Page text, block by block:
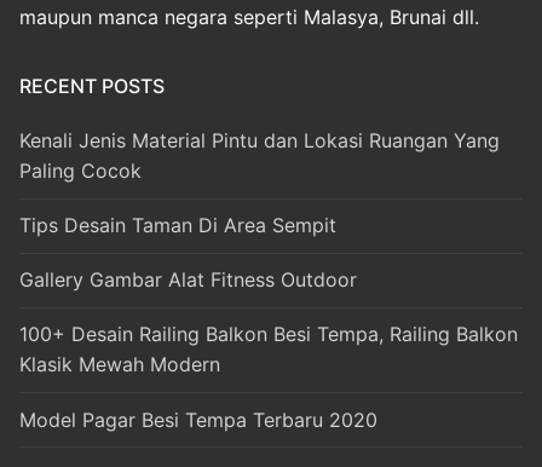
maupun manca negara seperti Malasya, Brunai dll.
RECENT POSTS
Kenali Jenis Material Pintu dan Lokasi Ruangan Yang
Paling Cocok
Tips Desain Taman Di Area Sempit
Gallery Gambar Alat Fitness Outdoor
100+ Desain Railing Balkon Besi Tempa, Railing Balkon
Klasik Mewah Modern
Model Pagar Besi Tempa Terbaru 2020